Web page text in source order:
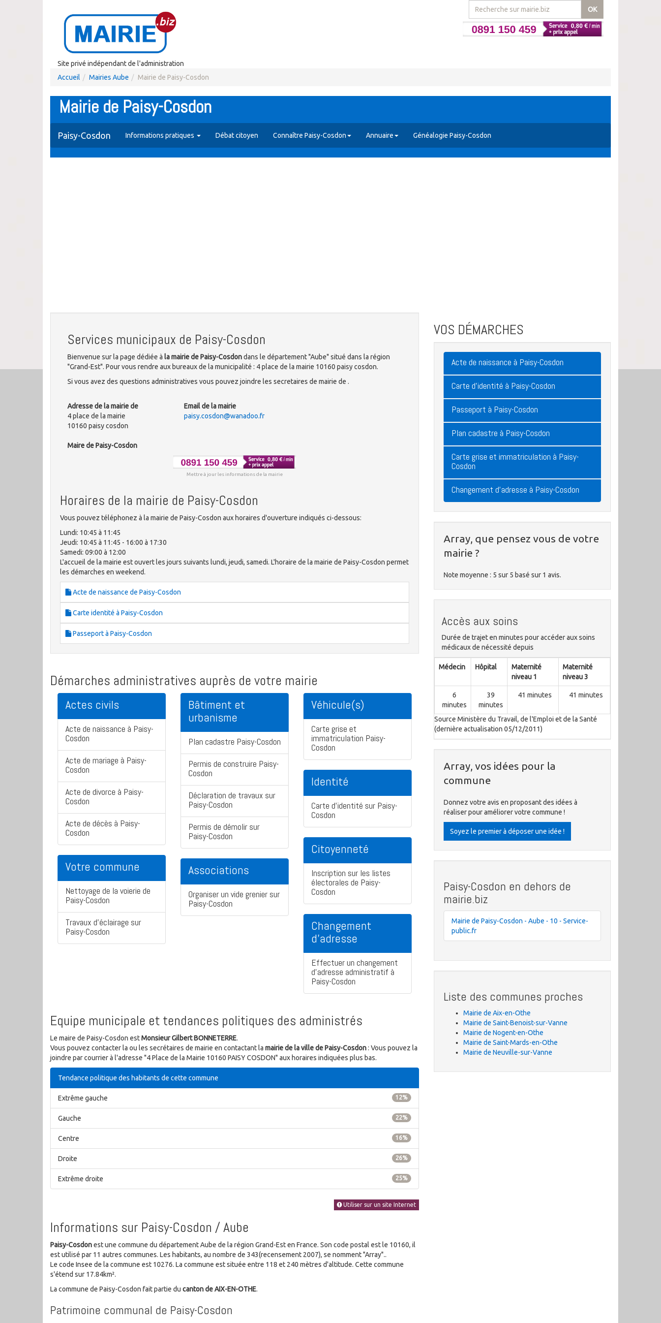
OK
Site privé indépendant de l'administration
Accueil
Mairies Aube Mairie de Paisy-Cosdon
Mairie de Paisy-Cosdon
Paisy-Cosdon Informations pratiques Débat citoyen Connaître Paisy-Cosdon Annuaire Généalogie Paisy-Cosdon
Services municipaux de Paisy-Cosdon
Bienvenue sur la page dédiée à la mairie de Paisy-Cosdondans le département "Aube" situé dans la région
"Grand-Est". Pour vous rendre aux bureaux de la municipalité : 4 place de la mairie 10160 paisy cosdon.
Si vous avez des questions administratives vous pouvez joindre les secretaires de mairie de .
Adresse de la mairie de
4 place de la mairie
10160 paisy cosdon
Maire de Paisy-Cosdon
Email de la mairie
paisy.cosdon@wanadoo.fr
Mettre à jour les informations de la mairie
Horaires de la mairie de Paisy-Cosdon
Vous pouvez téléphonez à la mairie de Paisy-Cosdon aux horaires d'ouverture indiqués ci-dessous:
Lundi: 10:45 à 11:45
Jeudi: 10:45 à 11:45 - 16:00 à 17:30
Samedi: 09:00 à 12:00
L'accueil de la mairie est ouvert les jours suivants lundi, jeudi, samedi. L'horaire de la mairie de Paisy-Cosdon permet
les démarches en weekend.
Acte de naissance de Paisy-Cosdon
Carte identité à Paisy-Cosdon
Passeport à Paisy-Cosdon
Démarches administratives auprès de votre mairie
Actes civils
Acte de naissance à Paisy-
Cosdon
Acte de mariage à Paisy-
Cosdon
Acte de divorce à Paisy-
Cosdon
Acte de décès à Paisy-
Cosdon
Votre commune
Nettoyage de la voierie de
Paisy-Cosdon
Travaux d'éclairage sur
Paisy-Cosdon
Bâtiment et
urbanisme
Plan cadastre Paisy-Cosdon
Permis de construire Paisy-
Cosdon
Déclaration de travaux sur
Paisy-Cosdon
Permis de démolir sur
Paisy-Cosdon
Associations
Organiser un vide grenier sur
Paisy-Cosdon
Véhicule(s)
Carte grise et
immatriculation Paisy-
Cosdon
Identité
Carte d'identité sur Paisy-
Cosdon
Citoyenneté
Inscription sur les listes
électorales de Paisy-
Cosdon
Changement
d'adresse
Effectuer un changement
d'adresse administratif à
Paisy-Cosdon
Equipe municipale et tendances politiques des administrés
Le maire de Paisy-Cosdon estMonsieur Gilbert BONNETERRE.
Vous pouvez contacter la ou les secrétaires de mairie en contactant la mairie de la ville de Paisy-Cosdon: Vous pouvez la
joindre par courrier à l'adresse "4 Place de la Mairie 10160 PAISY COSDON" aux horaires indiquées plus bas.
Tendance politique des habitants de cette commune
12%
Extrême gauche
22%
Gauche
16%
Centre
26%
Droite
25%
Extrême droite
Utiliser sur un site Internet
Informations sur Paisy-Cosdon / Aube
Paisy-Cosdonest une commune du département Aube de la région Grand-Est en France. Son code postal est le 10160, il
est utilisé par 11 autres communes. Les habitants, au nombre de 343(recensement 2007), se nomment "Array"..
Le code Insee de la commune est 10276. La commune est située entre 118 et 240 mètres d'altitude. Cette commune
s'étend sur 17.84km².
La commune de Paisy-Cosdon fait partie du canton de AIX-EN-OTHE.
Patrimoine communal de Paisy-Cosdon
VOS DÉMARCHES
Acte de naissance à Paisy-Cosdon
Carte d'identité à Paisy-Cosdon
Passeport à Paisy-Cosdon
Plan cadastre à Paisy-Cosdon
Carte grise et immatriculation à Paisy-
Cosdon
Changement d'adresse à Paisy-Cosdon
Array, que pensez vous de votre
mairie ?
Note moyenne : 5 sur 5 basé sur 1 avis.
Accès aux soins
Durée de trajet en minutes pour accéder aux soins
médicaux de nécessité depuis
Médecin Hôpital
Maternité
niveau 1
Maternité
niveau 3
6
minutes
39
minutes
41 minutes 41 minutes
Source Ministère du Travail, de l'Emploi et de la Santé
(dernière actualisation 05/12/2011)
Array, vos idées pour la
commune
Donnez votre avis en proposant des idées à
réaliser pour améliorer votre commune !
Soyez le premier à déposer une idée !
Paisy-Cosdon en dehors de
mairie.biz
Mairie de Paisy-Cosdon - Aube - 10 - Service-
public.fr
Liste des communes proches
Mairie de Aix-en-Othe
Mairie de Saint-Benoist-sur-Vanne
Mairie de Nogent-en-Othe
Mairie de Saint-Mards-en-Othe
Mairie de Neuville-sur-Vanne